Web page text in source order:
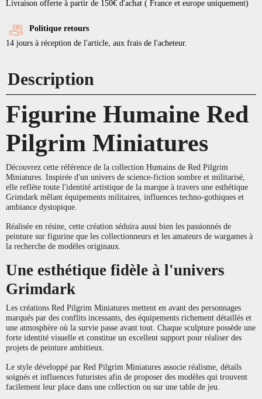
Livraison offerte à partir de 150€ d'achat ( France et europe uniquement)
Politique retours
14 jours à réception de l'article, aux frais de l'acheteur.
Description
Figurine Humaine Red
Pilgrim Miniatures
Découvrez cette référence de la collection Humains de Red Pilgrim
Miniatures. Inspirée d'un univers de science-fiction sombre et militarisé,
elle reflète toute l'identité artistique de la marque à travers une esthétique
Grimdark mêlant équipements militaires, influences techno-gothiques et
ambiance dystopique.
Réalisée en résine, cette création séduira aussi bien les passionnés de
peinture sur figurine que les collectionneurs et les amateurs de wargames à
la recherche de modèles originaux.
Une esthétique fidèle à l'univers
Grimdark
Les créations Red Pilgrim Miniatures mettent en avant des personnages
marqués par des conflits incessants, des équipements richement détaillés et
une atmosphère où la survie passe avant tout. Chaque sculpture possède une
forte identité visuelle et constitue un excellent support pour réaliser des
projets de peinture ambitieux.
Le style développé par Red Pilgrim Miniatures associe réalisme, détails
soignés et influences futuristes afin de proposer des modèles qui trouvent
facilement leur place dans une collection ou sur une table de jeu.